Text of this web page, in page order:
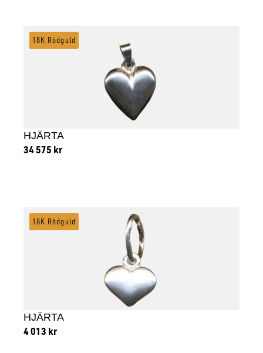
HJÄRTA
34 575 kr
18K Rödguld
HJÄRTA
4 013 kr
18K Rödguld